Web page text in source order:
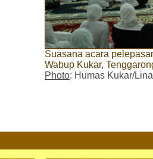
Suasana acara
Wabup Kukar,
Photo: Humas Kukar/Lina